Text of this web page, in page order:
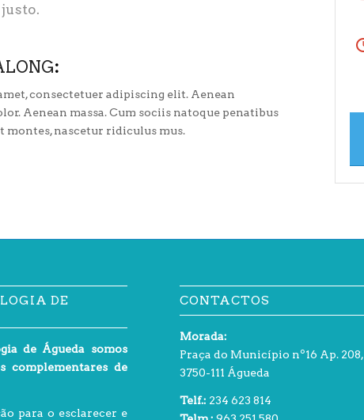
:
consectetuer adipiscing elit. Aenean
Aenean massa. Cum sociis natoque penatibus
montes, nascetur ridiculus mus.
DE
de Águeda somos
complementares de
para o esclarecer e
CONTACTOS
Morada:
Praça do Município nº16 Ap. 208,
3750-111 Águeda
Telf.: 234 623 814